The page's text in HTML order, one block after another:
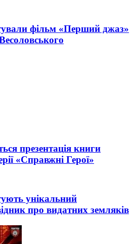
фільм «Перший джаз»
презентація книги
«Справжні Герої»
унікальний
про видатних земляків